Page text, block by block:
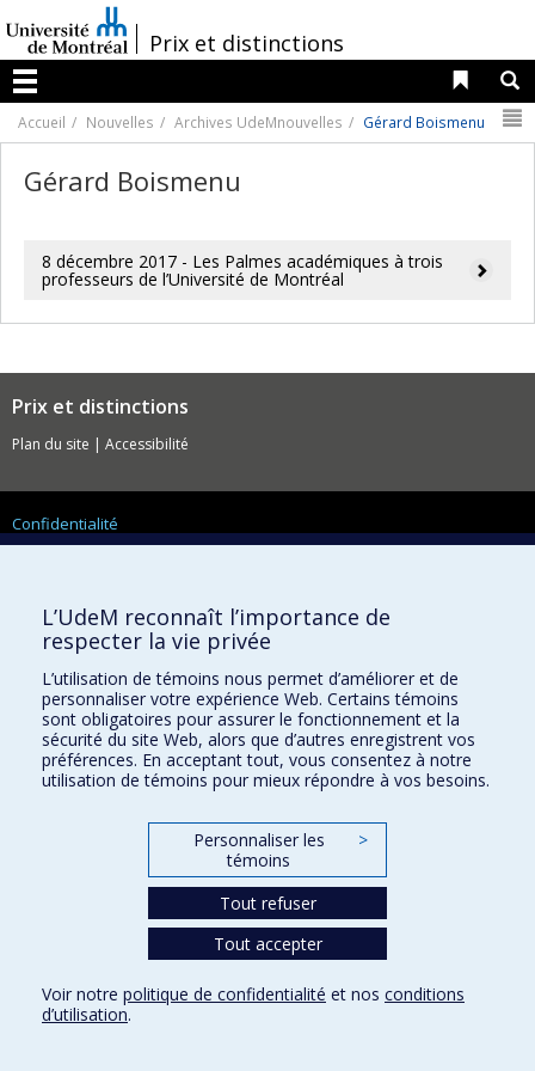
au
contenu
/Prix et distinctions
Menu
Liens
Accueil Nouvelles Archives UdeMnouvelles Gérard Boismenu
Gérard Boismenu
8 décembre 2017 - Les Palmes académiques à trois
professeurs de l’Université de Montréal
Prix et distinctions
Plan du site | Accessibilité
Confidentialité
Conditions d’utilisation
L’UdeM reconnaît l’importance de
respecter la vie privée
L’utilisation de témoins nous permet d’améliorer et de
personnaliser votre expérience Web. Certains témoins
sont obligatoires pour assurer le fonctionnement et la
sécurité du site Web, alors que d’autres enregistrent vos
préférences. En acceptant tout, vous consentez à notre
utilisation de témoins pour mieux répondre à vos besoins.
Personnaliser les
témoins
>
Tout refuser
Tout accepter
Voir notre politique de confidentialité et nos conditions
d’utilisation.